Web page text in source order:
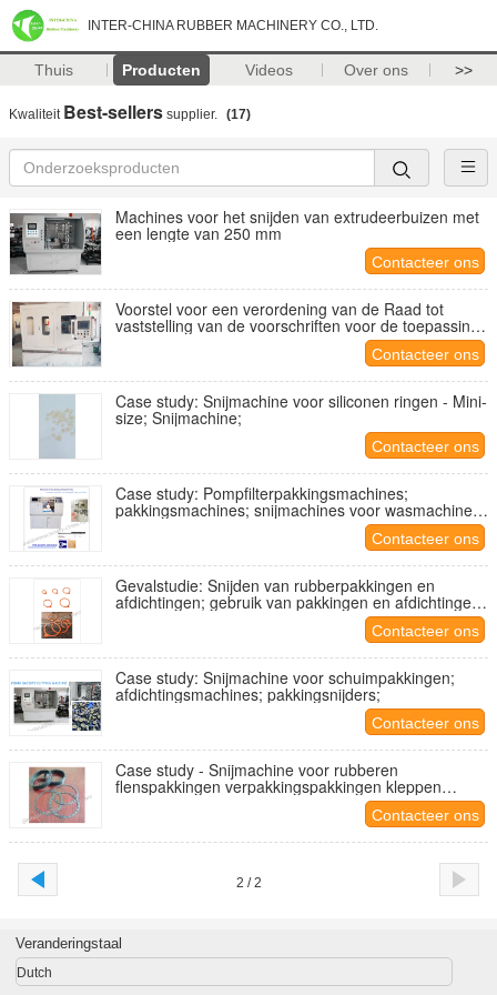
INTER-CHINA RUBBER MACHINERY CO., LTD.
Thuis Producten Videos Over ons >>
Kwaliteit Best-sellers supplier. (17)
Machines voor het snijden van extrudeerbuizen met
een lengte van 250 mm
Contacteer ons
Voorstel voor een verordening van de Raad tot
vaststelling van de voorschriften voor de toepassing
van de richtlijnen van de Raad betreffende de
onderlinge aanpassing van de wetgevingen der Lid-
Staten inzake de onderlinge aanpassing van de
wetgevingen der lidstaten inzake de onderlinge
aanpassing van de wetgevingen der lidstaten inzake
de onderlinge aanpassing van de wetgevingen der
lidstaten inzake de onderlinge aanpassing van de
wetgevingen der Lid-Staten inzake de onderlinge
aanpassing van de
Contacteer ons
Case study: Snijmachine voor siliconen ringen - Mini-
size; Snijmachine;
Contacteer ons
Case study: Pompfilterpakkingsmachines;
pakkingsmachines; snijmachines voor wasmachines
Contacteer ons
Gevalstudie: Snijden van rubberpakkingen en
afdichtingen; gebruik van pakkingen en afdichtingen
op potten voor voedselopslag, luchtdicht afdichting;
Contacteer ons
Case study: Snijmachine voor schuimpakkingen;
afdichtingsmachines; pakkingsnijders;
Contacteer ons
Case study - Snijmachine voor rubberen
flenspakkingen verpakkingspakkingen kleppen
Contacteer ons
2 / 2
Veranderingstaal
Dutch